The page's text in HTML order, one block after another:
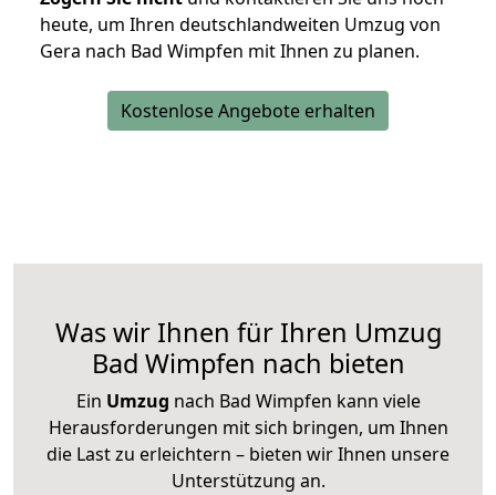
heute, um Ihren deutschlandweiten Umzug von
Gera nach Bad Wimpfen mit Ihnen zu planen.
Kostenlose Angebote erhalten
Was wir Ihnen für Ihren Umzug
Bad Wimpfen nach bieten
Ein Umzug nach Bad Wimpfen kann viele
Herausforderungen mit sich bringen, um Ihnen
die Last zu erleichtern – bieten wir Ihnen unsere
Unterstützung an.